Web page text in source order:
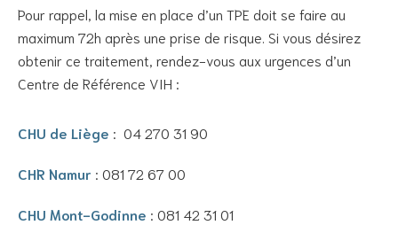
Pour rappel, la mise en place d’un TPE doit se faire au
maximum 72h après une prise de risque. Si vous désirez
obtenir ce traitement, rendez-vous aux urgences d’un
Centre de Référence VIH :
CHU de Liège : 04 270 31 90
CHR Namur : 081 72 67 00
CHU Mont-Godinne : 081 42 31 01